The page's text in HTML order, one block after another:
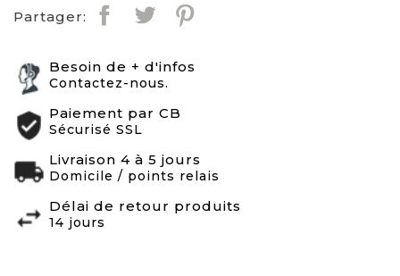
Partager:
Besoin de + d'infos
Contactez-nous.
Paiement par CB
Sécurisé SSL
Livraison 4 à 5 jours
Domicile / points relais
Délai de retour produits
14 jours